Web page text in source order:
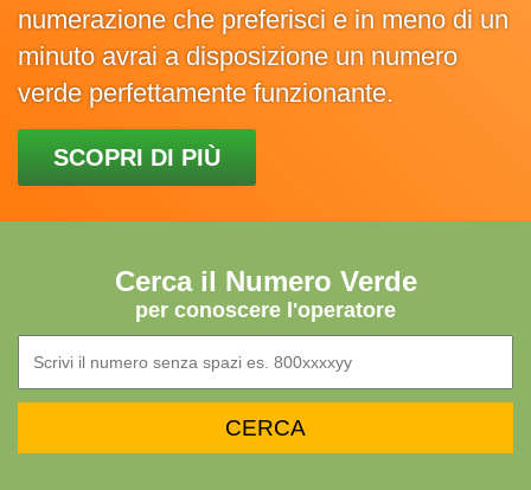
numerazione che preferisci e in meno di un
minuto avrai a disposizione un numero
verde perfettamente funzionante.
SCOPRI DI PIÙ
Cerca il Numero Verde
per conoscere l'operatore